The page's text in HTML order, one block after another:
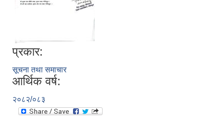
प्रकार:
सूचना तथा समाचार
आर्थिक वर्ष:
२०८२/०८३